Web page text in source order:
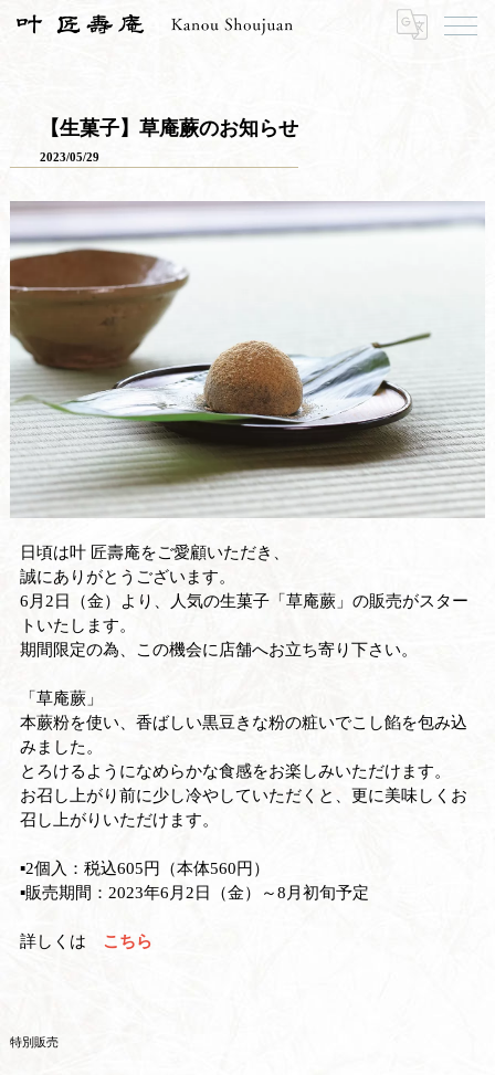
HOME 【生菓子】草庵蕨のお知らせ
【生菓子】草庵蕨のお知らせ
2023/05/29
日頃は叶 匠壽庵をご愛顧いただき、
誠にありがとうございます。
6月2日（金）より、人気の生菓子「草庵蕨」の販売がスター
トいたします。
期間限定の為、この機会に店舗へお立ち寄り下さい。
「草庵蕨」
本蕨粉を使い、香ばしい黒豆きな粉の粧いでこし餡を包み込
みました。
とろけるようになめらかな食感をお楽しみいただけます。
お召し上がり前に少し冷やしていただくと、更に美味しくお
召し上がりいただけます。
▪2個入：税込605円（本体560円）
▪販売期間：2023年6月2日（金）～8月初旬予定
詳しくは こちら
特別販売